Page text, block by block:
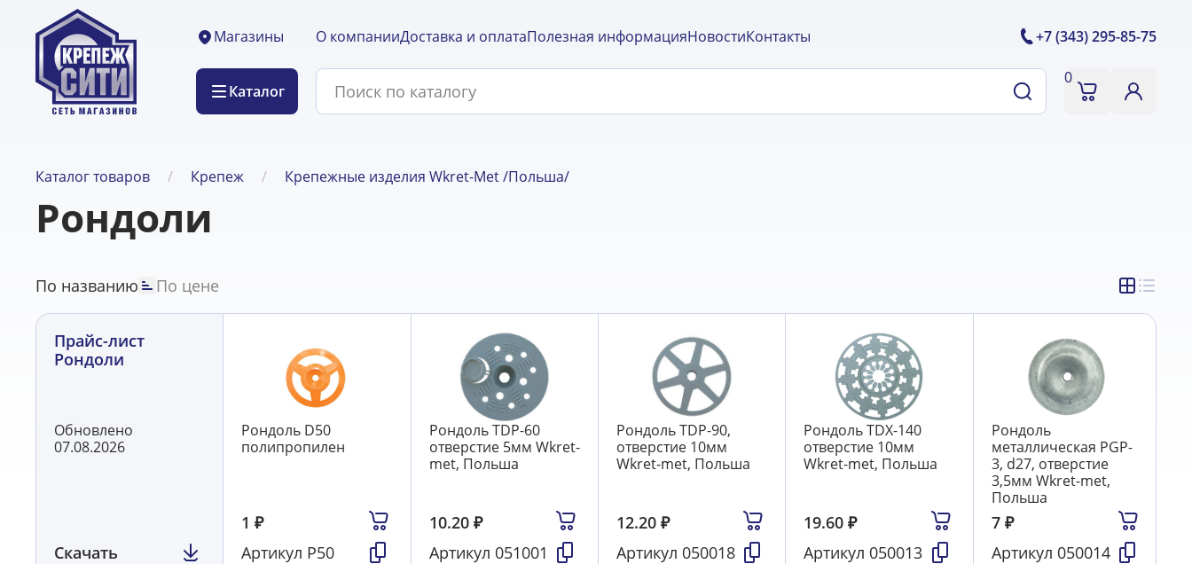
Магазины
Каталог
О компанииДоставка и оплатаПолезная информацияНовостиКонтакты +7 (343) 295-85-75
0
Каталог товаров Крепеж Крепежные изделия Wkret-Met /Польша/
Рондоли
По названию По цене
Прайс-лист
Рондоли
Обновлено
07.08.2026
Скачать
Рондоль D50
полипропилен
1₽
Артикул Р50
Рондоль TDP-60
отверстие 5мм Wkret-
met, Польша
10.20 ₽
Артикул 051001
Рондоль TDP-90,
отверстие 10мм
Wkret-met, Польша
12.20 ₽
Артикул 050018
Рондоль TDX-140
отверстие 10мм
Wkret-met, Польша
19.60₽
Артикул 050013
Рондоль
металлическая PGP-
3, d27, отверстие
3,5мм Wkret-met,
Польша
7 ₽
Артикул 050014